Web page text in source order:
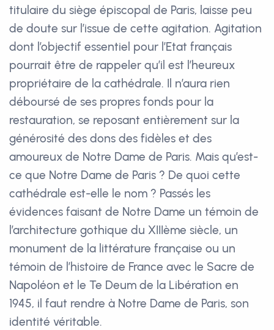
titulaire du siège épiscopal de Paris, laisse peu
de doute sur l’issue de cette agitation. Agitation
dont l’objectif essentiel pour l’Etat français
pourrait être de rappeler qu’il est l’heureux
propriétaire de la cathédrale. Il n’aura rien
déboursé de ses propres fonds pour la
restauration, se reposant entièrement sur la
générosité des dons des fidèles et des
amoureux de Notre Dame de Paris. Mais qu’est-
ce que Notre Dame de Paris ? De quoi cette
cathédrale est-elle le nom ? Passés les
évidences faisant de Notre Dame un témoin de
l’architecture gothique du XIIIème siècle, un
monument de la littérature française ou un
témoin de l’histoire de France avec le Sacre de
Napoléon et le Te Deum de la Libération en
1945, il faut rendre à Notre Dame de Paris, son
identité véritable.